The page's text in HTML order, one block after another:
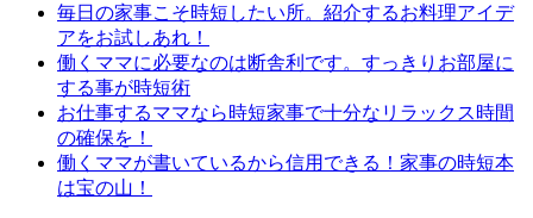
毎日の家事こそ時短したい所。紹介するお料理アイデ
アをお試しあれ！
働くママに必要なのは断舎利です。すっきりお部屋に
する事が時短術
お仕事するママなら時短家事で十分なリラックス時間
の確保を！
働くママが書いているから信用できる！家事の時短本
は宝の山！